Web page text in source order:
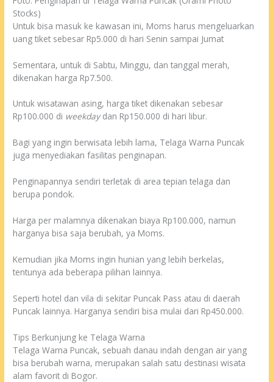
Stocks)
Untuk bisa masuk ke kawasan ini, Moms harus mengeluarkan
uang tiket sebesar Rp5.000 di hari Senin sampai Jumat
Sementara, untuk di Sabtu, Minggu, dan tanggal merah,
dikenakan harga Rp7.500.
Untuk wisatawan asing, harga tiket dikenakan sebesar
Rp100.000 di weekdaydan Rp150.000 di hari libur.
Bagi yang ingin berwisata lebih lama, Telaga Warna Puncak
juga menyediakan fasilitas penginapan.
Penginapannya sendiri terletak di area tepian telaga dan
berupa pondok.
Harga per malamnya dikenakan biaya Rp100.000, namun
harganya bisa saja berubah, ya Moms.
Kemudian jika Moms ingin hunian yang lebih berkelas,
tentunya ada beberapa pilihan lainnya.
Seperti hotel dan vila di sekitar Puncak Pass atau di daerah
Puncak lainnya. Harganya sendiri bisa mulai dari Rp450.000.
Tips Berkunjung ke Telaga Warna
Telaga Warna Puncak, sebuah danau indah dengan air yang
bisa berubah warna, merupakan salah satu destinasi wisata
alam favorit di Bogor.